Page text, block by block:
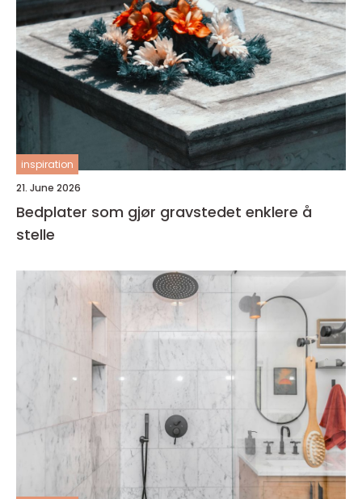
inspiration
21. June 2026
Bedplater som gjør gravstedet enklere å
stelle